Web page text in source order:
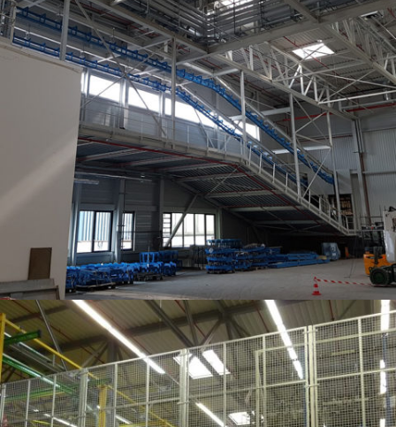
KUHN CLC – CENTRE LOGISTIQUE AVEC MAGASIN GRANDE HAUTEUR ET UNITÉ
DE GRENAILLAGE. ENVIRON 1400T DE CHARPENTE